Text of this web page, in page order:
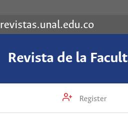
revistas.unal.edu.co
Revista de la
Register